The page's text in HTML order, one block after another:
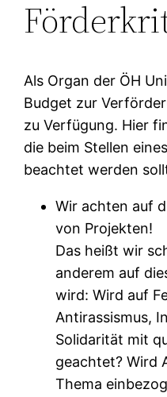
Als Organ der ÖH
Budget zur
zu Verfügung. Hier
die beim Stellen
beachtet werden
Wir achten auf
von Projekten!
Das heißt wir
anderem auf
wird: Wird auf
Antirassismus,
Solidarität mit
geachtet? Wird
Thema